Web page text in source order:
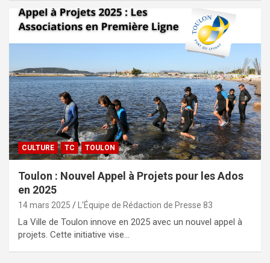
CULTURE TC TOULON
Toulon : Nouvel Appel à Projets pour les Ados
en 2025
14 mars 2025 L'Équipe de Rédaction de Presse 83
La Ville de Toulon innove en 2025 avec un nouvel appel à
projets. Cette initiative vise…